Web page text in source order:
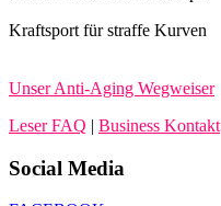
Kraftsport für straffe Kurven
Unser Anti-Aging Wegweiser
Leser FAQ | Business Kontakt
Social Media